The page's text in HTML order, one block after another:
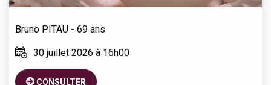
Bruno PITAU - 69 ans
30 juillet 2026 à 16h00
CONSULTER